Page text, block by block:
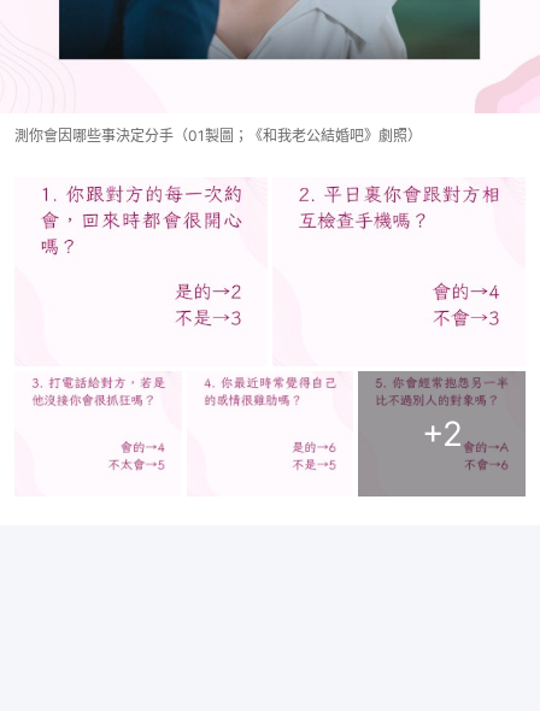
測你會因哪些事決定分手（01製圖；《和我老公結婚吧》劇照）
+2